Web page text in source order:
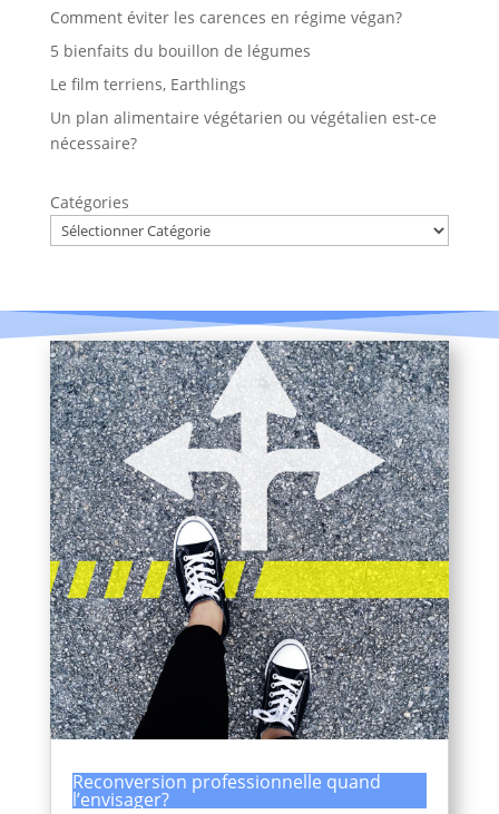
Comment éviter les carences en régime végan?
5 bienfaits du bouillon de légumes
Le film terriens, Earthlings
Un plan alimentaire végétarien ou végétalien est-ce
nécessaire?
Catégories
Reconversion professionnelle quand
l’envisager?